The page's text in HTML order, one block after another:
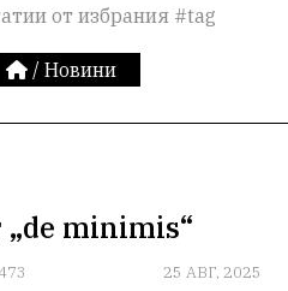
от избрания #tag
/ Новини
minimis“
25 АВГ, 2025